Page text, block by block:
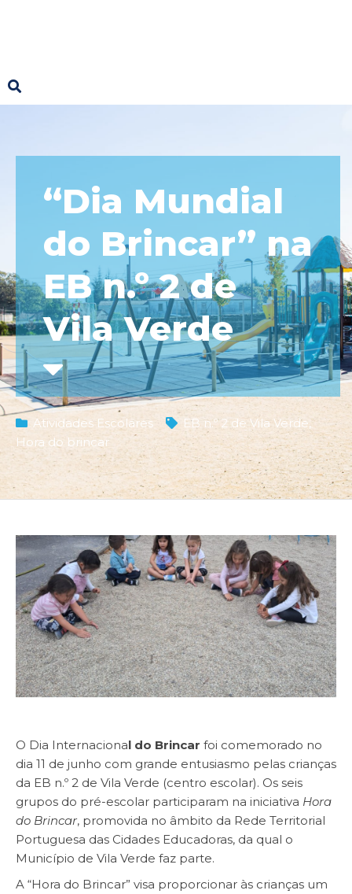
“Dia Mundial
do Brincar” na
EB n.º 2 de
Vila Verde
Atividades Escolares EB n.º 2 de Vila Verde,
Hora do brincar
O Dia Internacional do Brincar foi comemorado no
dia 11 de junho com grande entusiasmo pelas crianças
da EB n.º 2 de Vila Verde (centro escolar). Os seis
grupos do pré-escolar participaram na iniciativa Hora
do Brincar, promovida no âmbito da Rede Territorial
Portuguesa das Cidades Educadoras, da qual o
Município de Vila Verde faz parte.
A “Hora do Brincar” visa proporcionar às crianças um